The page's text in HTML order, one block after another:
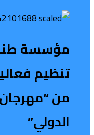
مؤسسة
تنظيم
من
الدولي”